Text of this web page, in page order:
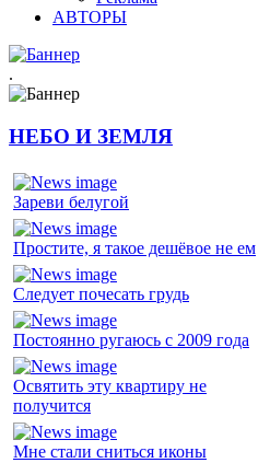
АВТОРЫ
.
НЕБО И ЗЕМЛЯ
Зареви белугой
Простите, я такое дешёвое не ем
Следует почесать грудь
Постоянно ругаюсь с 2009 года
Освятить эту квартиру не
получится
Мне стали сниться иконы